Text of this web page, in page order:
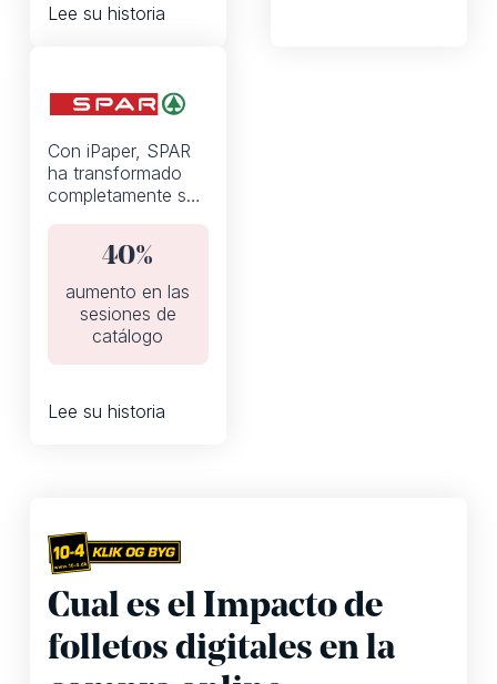
Lee su historia
Con iPaper, SPAR
ha transformado
completamente sus
semanales de un
PDF estático a un
catálogo digital
interactivo.
40%
aumento en las
sesiones de
catálogo
Lee su historia
Cual es el Impacto de
folletos digitales en la